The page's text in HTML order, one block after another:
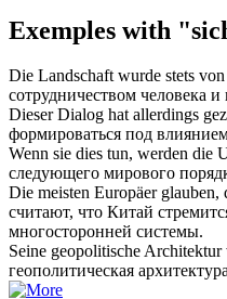
Exemples with
Die Landschaft wurde stets
сотрудничеством человека
Dieser Dialog hat allerdings
формироваться под
Wenn sie dies tun, werden die
следующего мирового
Die meisten Europäer glauben,
считают, что Китай
многосторонней системы.
Seine geopolitische
геополитическая